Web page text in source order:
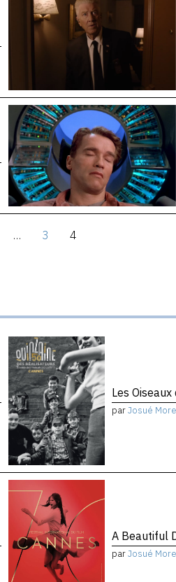
… 3 4
Les
parJosué
A Beautiful
parJosué